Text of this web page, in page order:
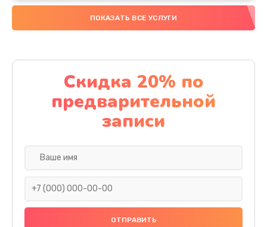
Замена аккумулятора
4000 руб.
Замена материнской платы
1100 руб.
Заказать
Замена праймера
1000 руб.
ПОКАЗАТЬ ВСЕ УСЛУГИ
Скидка 20% по
предварительной
записи